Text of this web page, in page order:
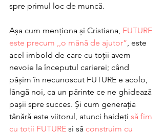
spre primul loc de muncă.
Așa cum menționa și Cristiana, FUTURE
este precum ,,o mână de ajutor” , este
acel imbold de care cu toții avem
nevoie la începutul carierei; când
pășim în necunoscut FUTURE e acolo,
lângă noi, ca un părinte ce ne ghidează
pașii spre succes. Și cum generația
tânără este viitorul, atunci haideți să fim
cu toții FUTURE și să construim cu